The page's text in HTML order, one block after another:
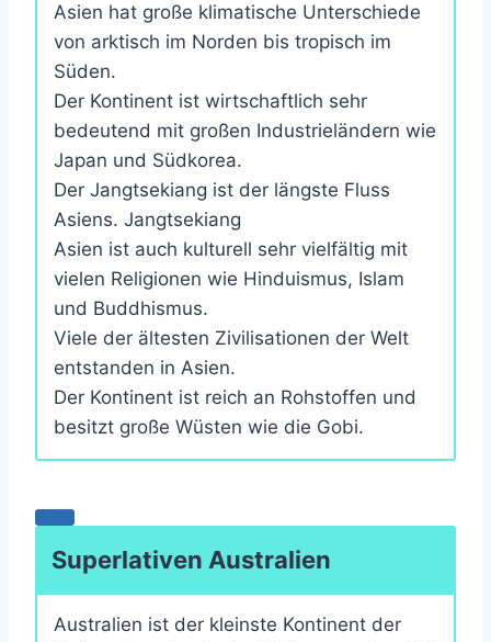
Asien hat große klimatische Unterschiede
von arktisch im Norden bis tropisch im
Süden.
Der Kontinent ist wirtschaftlich sehr
bedeutend mit großen Industrieländern wie
Japan und Südkorea.
Der Jangtsekiang ist der längste Fluss
Asiens. Jangtsekiang
Asien ist auch kulturell sehr vielfältig mit
vielen Religionen wie Hinduismus, Islam
und Buddhismus.
Viele der ältesten Zivilisationen der Welt
entstanden in Asien.
Der Kontinent ist reich an Rohstoffen und
besitzt große Wüsten wie die Gobi.
Superlativen Australien
Australien ist der kleinste Kontinent der